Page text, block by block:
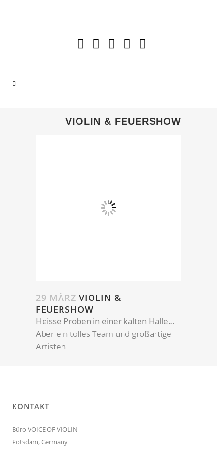
VIOLIN & FEUERSHOW
29 MÄRZ VIOLIN &
FEUERSHOW
Heisse Proben in einer kalten Halle…
Aber ein tolles Team und großartige
Artisten
KONTAKT
Büro VOICE OF VIOLIN
Potsdam, Germany